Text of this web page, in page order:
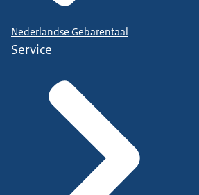
Nederlandse Gebarentaal
Service